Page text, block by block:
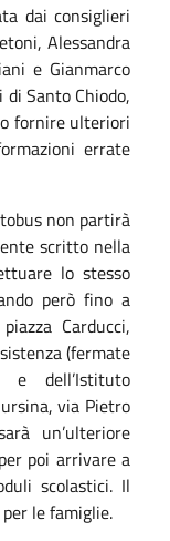
dai consiglieri
Alessandra
e Gianmarco
Santo Chiodo,
fornire ulteriori
errate
non partirà
scritto nella
lo stesso
però fino a
Carducci,
(fermate
e dell’Istituto
via Pietro
un’ulteriore
poi arrivare a
scolastici. Il
le famiglie.